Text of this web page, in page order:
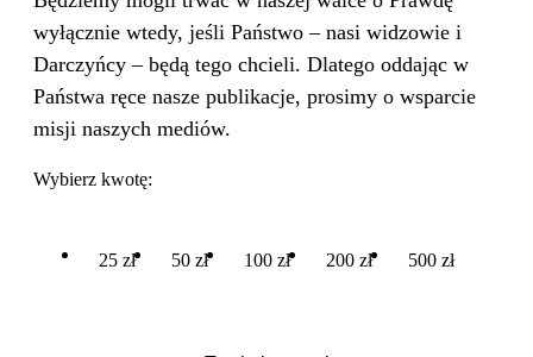
wyłącznie wtedy, jeśli Państwo – nasi widzowie i
Darczyńcy – będą tego chcieli. Dlatego oddając w
Państwa ręce nasze publikacje, prosimy o wsparcie
misji naszych mediów.
Wybierz kwotę:
25 zł 50 zł 100 zł 200 zł 500 zł